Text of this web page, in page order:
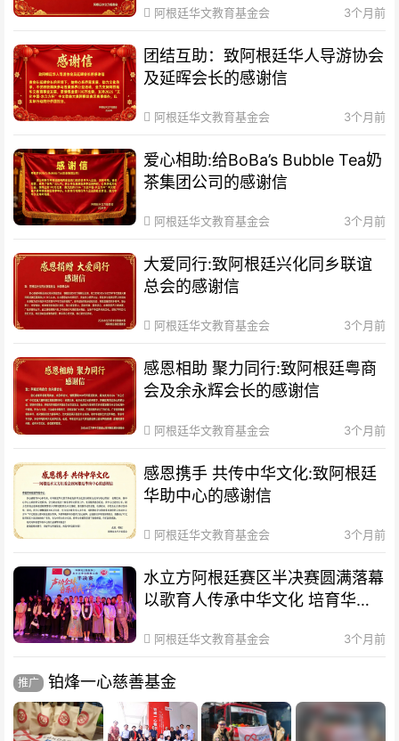
阿根廷华文教育基金会 3个月前
团结互助：致阿根廷华人导游协会
及延晖会长的感谢信
阿根廷华文教育基金会 3个月前
爱心相助:给BoBa’s Bubble Tea奶
茶集团公司的感谢信
阿根廷华文教育基金会 3个月前
大爱同行:致阿根廷兴化同乡联谊
总会的感谢信
阿根廷华文教育基金会 3个月前
感恩相助 聚力同行:致阿根廷粤商
会及余永辉会长的感谢信
阿根廷华文教育基金会 3个月前
感恩携手 共传中华文化:致阿根廷
华助中心的感谢信
阿根廷华文教育基金会 3个月前
水立方阿根廷赛区半决赛圆满落幕
以歌育人传承中华文化 培育华裔
阿根廷华文教育基金会 3个月前
推广 铂烽一心慈善基金